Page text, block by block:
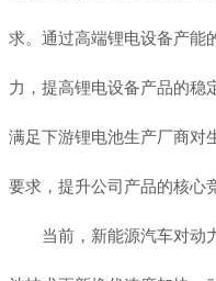
求。通过高端锂电设备产能
力，提高锂电设备产品的稳
满足下游锂电池生产厂商对
要求，提升公司产品的核心
当前，新能源汽车对动